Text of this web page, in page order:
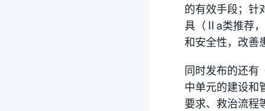
的有效手段；针
具（Ⅱa类推荐
和安全性，改善
同时发布的还有
中单元的建设和
要求、救治流程